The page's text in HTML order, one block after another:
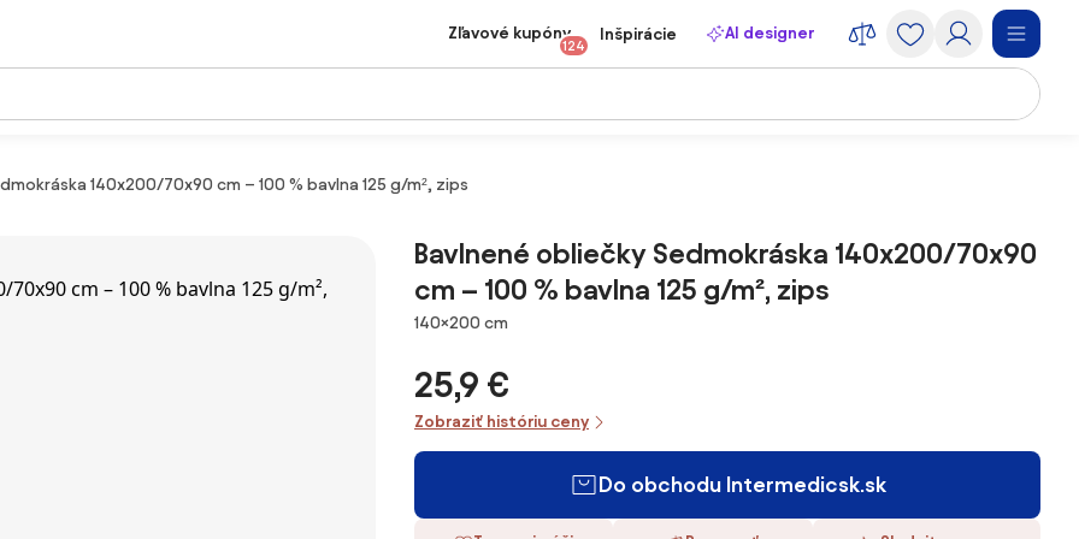
Zľavové kupóny
124
Inšpirácie AI designer
140x200/70x90 cm – 100 % bavlna 125 g/m², zips
Bavlnené obliečky Sedmokráska 140x200/70x90
cm – 100 % bavlna 125 g/m², zips
Rozmery
140×200 cm
25,9 €
Zobraziť históriu ceny
Do obchodu Intermedicsk.sk